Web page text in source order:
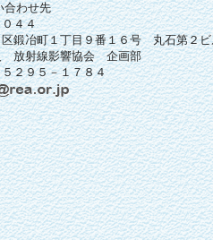
わせ先
４
丁目９番１６号 丸石第２ビ
影響協会 企画部
－１７８４